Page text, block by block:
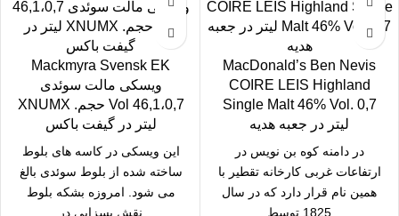
MacDonald’s Ben Nevis
COIRE LEIS Highland
Single Malt 46% Vol. 0,7
لیتر در جعبه هدیه
در دامنه کوه بن نویس در
ارتفاعات غربی کارخانه تقطیر با
همین نام قرار دارد که در سال
1825 توسط
Mackmyra Svensk EK
ویسکی مالت سوئدی
46,1،0,7 Vol حجم. XNUMX
لیتر در گیفت باکس
این ویسکی در کاسه های بلوط
ساخته شده از بلوط سوئدی بالغ
می شود. امروزه بشکه بلوط
نقش بسزایی در